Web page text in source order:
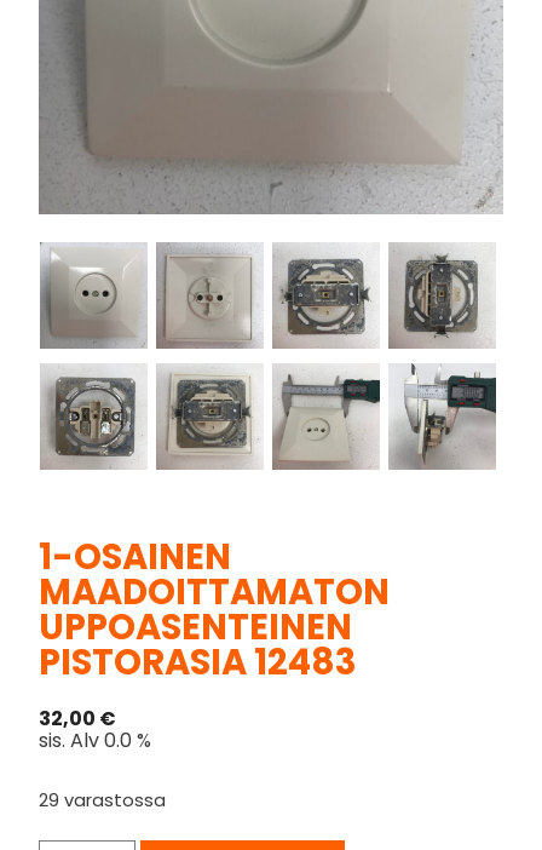
1-OSAINEN
MAADOITTAMATON
UPPOASENTEINEN
PISTORASIA 12483
32,00 €
sis. Alv 0.0 %
29 varastossa